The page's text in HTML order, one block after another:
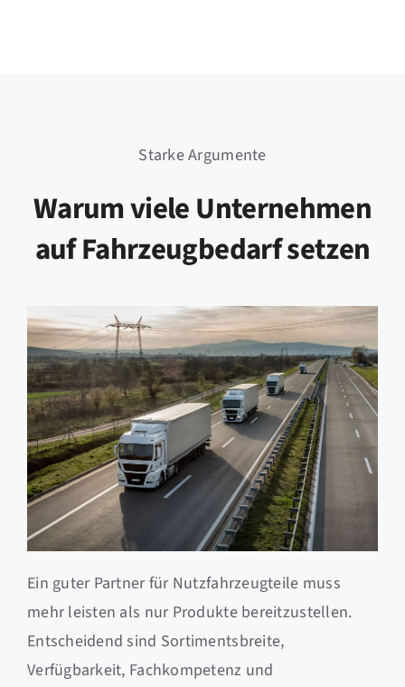
Starke Argumente
Warum viele Unternehmen
auf Fahrzeugbedarf setzen
Ein guter Partner für Nutzfahrzeugteile muss
mehr leisten als nur Produkte bereitzustellen.
Entscheidend sind Sortimentsbreite,
Verfügbarkeit, Fachkompetenz und